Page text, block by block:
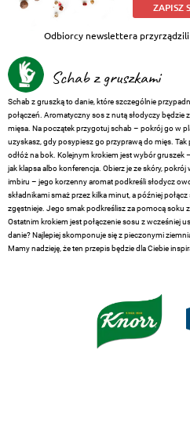
ZAPISZ
Odbiorcy newslettera
Schab z gruszkami
Schab z gruszką to danie, które szczególnie
połączeń. Aromatyczny sos z nutą słodyczy
mięsa. Na początek przygotuj schab – pokrój go w
uzyskasz, gdy posypiesz go przyprawą do mięs.
odłóż na bok. Kolejnym krokiem jest wybór gruszek
jak klapsa albo konferencja. Obierz je ze skóry,
imbiru – jego korzenny aromat podkreśli słodycz
składnikami smaż przez kilka minut, a później
zgęstnieje. Jego smak podkreślisz za pomocą soku
Ostatnim krokiem jest połączenie sosu z wcześniej
danie? Najlepiej skomponuje się z pieczonymi
Mamy nadzieję, że ten przepis będzie dla Ciebie